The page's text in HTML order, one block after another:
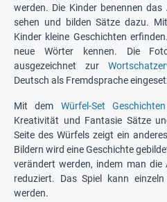
werden. Die Kinder benennen
sehen und bilden Sätze dazu.
Kinder kleine Geschichten
neue Wörter kennen. Die
ausgezeichnet zur
Deutsch als Fremdsprache
Mit dem Würfel-Set
Kreativität und Fantasie Sätze
Seite des Würfels zeigt ein
Bildern wird eine Geschichte
verändert werden, indem man
reduziert. Das Spiel kann
werden.